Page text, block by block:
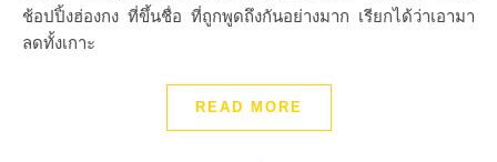
ช้อปปิ้งฮ่องกง ที่ขึ้นชื่อ ที่ถูกพูดถึงกันอย่างมาก เรียกได้ว่าเอามา
ลดทั้งเกาะ
READ MORE